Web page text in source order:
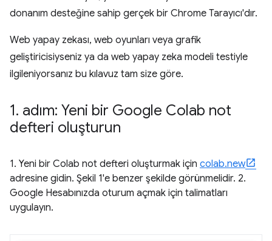
donanım desteğine sahip gerçek bir Chrome Tarayıcı'dır.
Web yapay zekası, web oyunları veya grafik
geliştiricisiyseniz ya da web yapay zeka modeli testiyle
ilgileniyorsanız bu kılavuz tam size göre.
1. adım: Yeni bir Google Colab not
defteri oluşturun
1. Yeni bir Colab not defteri oluşturmak için colab.new
adresine gidin. Şekil 1'e benzer şekilde görünmelidir. 2.
Google Hesabınızda oturum açmak için talimatları
uygulayın.